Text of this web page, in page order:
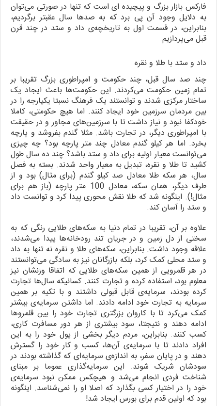
فارکس بازار بزرگ و پیچیده ای است که تنها در صورتی می‌توان
به دلایل وجود آن پی برد که به صدها سال عقبتر برگردیم،
بنابراین، در قسمت اول به تاریخچه‌ی داد و ستد در چند قرن
قبل می‌پردازیم.
داد و ستد با طلا و نقره
چند صد سال قبل، چند حکومت و امپراطوری بزرگ تقریبا بر
تمام زمین حکومت می‌کردند. این حکومت‌ها باعث ایجاد یک
ساختار مرکزی شدند و توانستند یک فرهنگ نسبتا یکپارجه را در
بین مردمان سرزمین خود ایجاد کنند. اما هیچ حکومتی، کاملا
خودکفا نبود و نیاز داشت تا با سرزمین‌های مجاور و در حقیقت
با امپراطوری دیگر، در تجارت باشد. مثلا گندم بفروشد و پارچه
بخرد. اما هر کیلو گندم معادل چند متر پارچه بود؟ چه چیزی
می‌توانست معیار اولیه برای داد و ستد باشد؟ چند ده سال طول
کشید تا طلا و نقره، تبدیل به معیار واحد شدند. بسته به فصل
سال، هر سکه طلا معادل صد کیلو گندم (برای مثال) بود و از
طرف دیگر، همان سکه، معادل 100 متر پارچه (باز هم برای
مثال!). اینگونه شد که طلا نقش محوری پیدا کرد و توانست داد
و ستد را آسان کند.
علاوه بر آن، تقریبا در تمام دنیا به سکه‌های طلایی رنگی که به
سختی از دل زمین و در جریان تند رودخانه‌ها پیدا می‌شدند،
علاقه وجود داشت. بنابراین، سکه‌های طلا و نقره نه تنها به داد
و ستد محلی کمک کرد، بلکه بازرگانان نیز به سادگی می‌توانستند
در هر قلمرویی از همین سکه‌های طلایی که اتفاقا وزنشان نیز
معلوم بود، استفاده کرده و تجارت کنند. کسانیکه سال‌ها تجارت
کرده بودند، سرمایه‌ی قابل قبولی داشتند و با تکیه بر همین
سرمایه به تجارت خود ادامه دادند. اما داشتن سرمایه‌ی بیشتر
کمک می‌کرد تا با کاروان بزرگتری تجارت خود را بین قلمروها
ادامه دهند و نتیجتا، سود بیشتری از هر دور مسافرت کاری،
کسب کنند. بنابراین، مردم دیگر بخشی از پول خود را به این
افراد دادند تا با سرمایه‌ی آن‌ها، کسب و کار خود را گسترش
دهند و در پایان سفر، به اندازه‌ی سرمایه‌ای که گذاشته بودند در
سودشان شریک شوند. این سرمایه‌گذاری عموما بر مبنای
شناخت فردی انجام می‌شد و هیچکس ممکن نبود سرمایه‌ی
خود را در اختیار کسی بگذارد که اصلا او را نمی‌شناسد. اینگونه
بود که اولین قدم برای بورس ایجاد شد!